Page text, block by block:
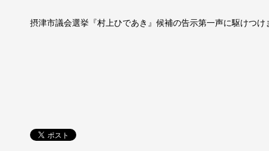
摂津市議会選挙『村上ひであき』候補の告示第一声に駆けつけ